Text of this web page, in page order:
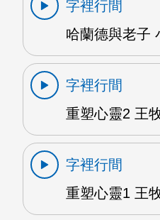
字裡行間
哈蘭德與老子
字裡行間
重塑心靈2 王
字裡行間
重塑心靈1 王